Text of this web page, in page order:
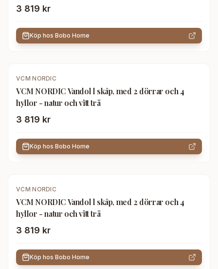
3 819 kr
Köp hos Bobo Home
VCM NORDIC
VCM NORDIC Vandol l skåp, med 2 dörrar och 4
hyllor - natur och vitt trä
3 819 kr
Köp hos Bobo Home
VCM NORDIC
VCM NORDIC Vandol l skåp, med 2 dörrar och 4
hyllor - natur och vitt trä
3 819 kr
Köp hos Bobo Home